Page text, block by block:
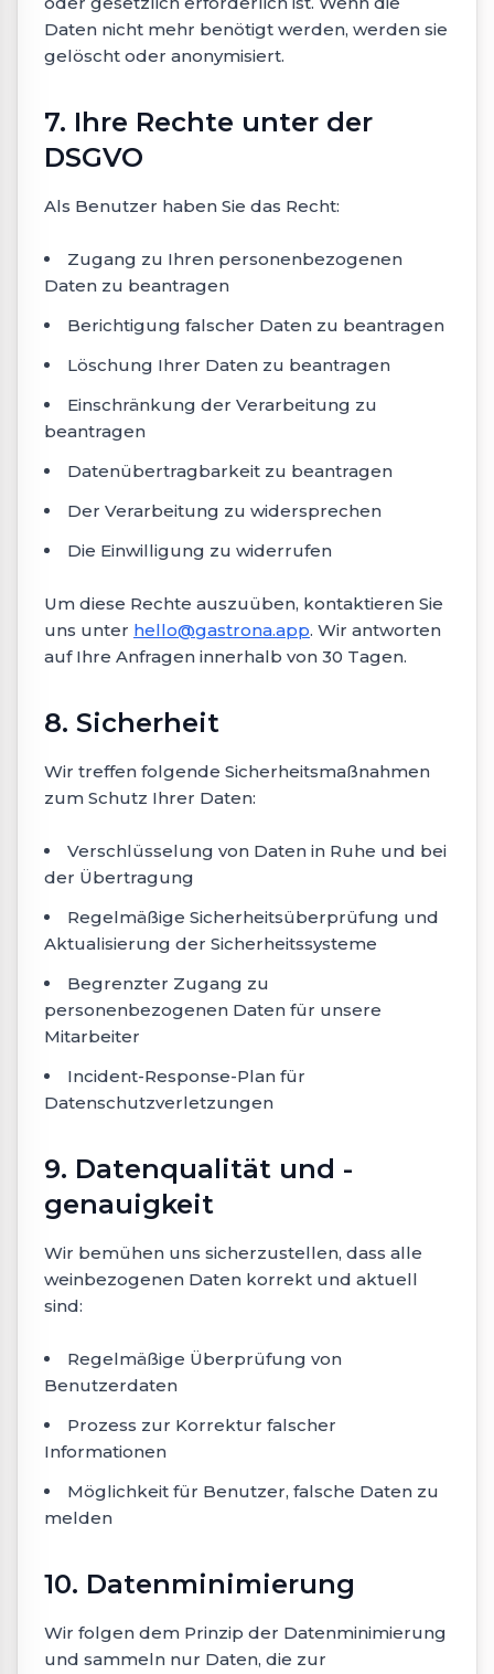
Daten nicht mehr benötigt werden, werden sie
gelöscht oder anonymisiert.
7. Ihre Rechte unter der
DSGVO
Als Benutzer haben Sie das Recht:
Zugang zu Ihren personenbezogenen
Daten zu beantragen
Berichtigung falscher Daten zu beantragen
Löschung Ihrer Daten zu beantragen
Einschränkung der Verarbeitung zu
beantragen
Datenübertragbarkeit zu beantragen
Der Verarbeitung zu widersprechen
Die Einwilligung zu widerrufen
Um diese Rechte auszuüben, kontaktieren Sie
uns unter hello@gastrona.app. Wir antworten
auf Ihre Anfragen innerhalb von 30 Tagen.
8. Sicherheit
Wir treffen folgende Sicherheitsmaßnahmen
zum Schutz Ihrer Daten:
Verschlüsselung von Daten in Ruhe und bei
der Übertragung
Regelmäßige Sicherheitsüberprüfung und
Aktualisierung der Sicherheitssysteme
Begrenzter Zugang zu
personenbezogenen Daten für unsere
Mitarbeiter
Incident-Response-Plan für
Datenschutzverletzungen
9. Datenqualität und -
genauigkeit
Wir bemühen uns sicherzustellen, dass alle
weinbezogenen Daten korrekt und aktuell
sind:
Regelmäßige Überprüfung von
Benutzerdaten
Prozess zur Korrektur falscher
Informationen
Möglichkeit für Benutzer, falsche Daten zu
melden
10. Datenminimierung
Wir folgen dem Prinzip der Datenminimierung
und sammeln nur Daten, die zur